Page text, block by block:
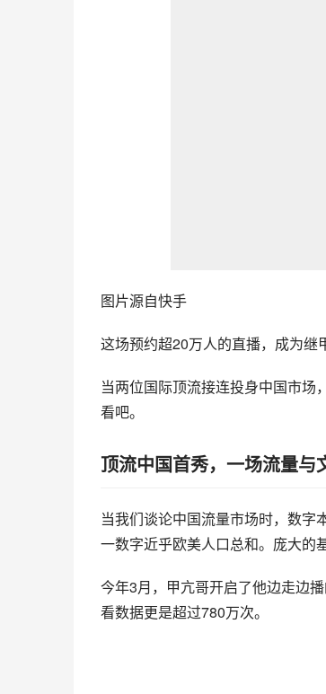
图片源自快手
这场预约超20万人的直播，成为继
当两位国际顶流接连投身中国市场
看吧。
顶流中国首秀，一场流量与
当我们谈论中国流量市场时，数字
一数字近乎欧美人口总和。庞大的
今年3月，甲亢哥开启了他边走边
看数据更是超过780万次。